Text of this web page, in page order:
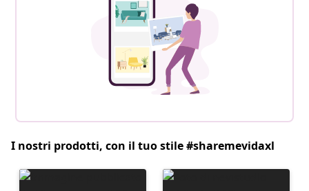
I nostri prodotti, con il tuo stile #sharemevidaxl